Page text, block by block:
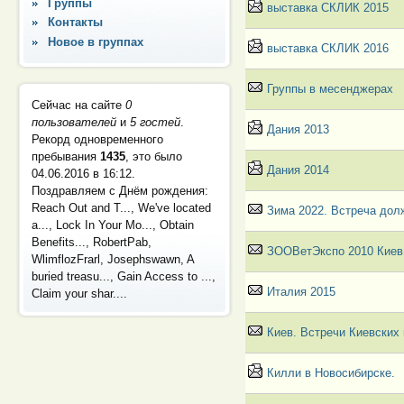
Группы
Контакты
Новое в группах
Сейчас на сайте0
пользователей и5 гостей
Рекорд одновременного
пребывания1435 , это было
04.06.2016 в 16:12
Поздравляем с Днём рождения:
Reach Out and T..., We've located
a..., Lock In Your Mo..., Obtain
Benefits..., RobertPab,
WlimflozFrarl, Josephswawn, A
buried treasu..., Gain Access to ...,
Claim your shar....
выставка СКЛИК 2015
выставка СКЛИК 2016
Группы в месенджерах
Дания 2013
Дания 2014
Зима 2022. Встреча
ЗООВетЭкспо 2010
Италия 2015
Киев. Встречи
Килли в Новосибирске.